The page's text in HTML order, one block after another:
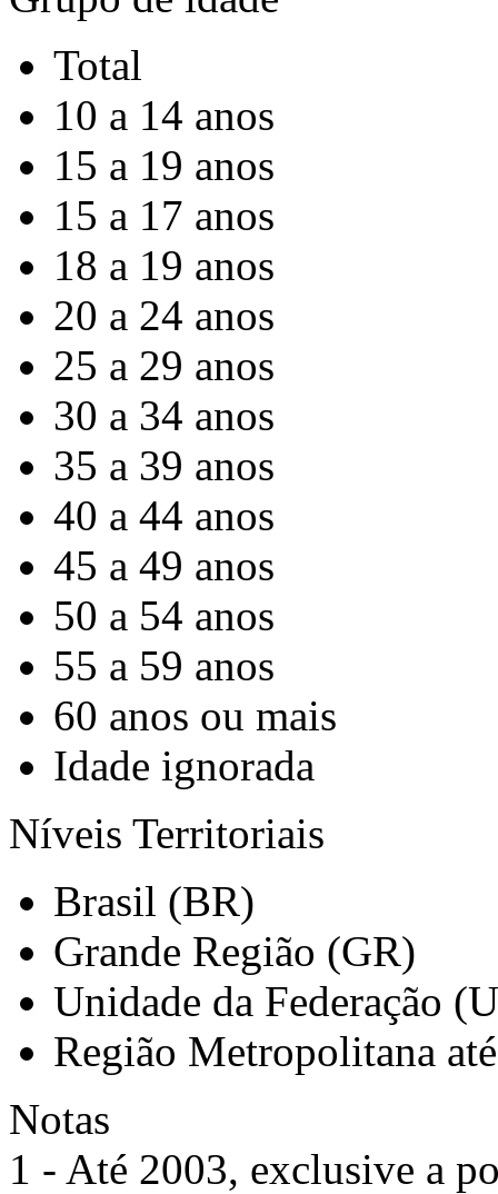
Total
10 a 14 anos
15 a 19 anos
15 a 17 anos
18 a 19 anos
20 a 24 anos
25 a 29 anos
30 a 34 anos
35 a 39 anos
40 a 44 anos
45 a 49 anos
50 a 54 anos
55 a 59 anos
60 anos ou mais
Idade ignorada
Níveis Territoriais
Brasil (BR)
Grande Região (GR)
Unidade da Federação
Região Metropolitana
Notas
1 - Até 2003, exclusive a